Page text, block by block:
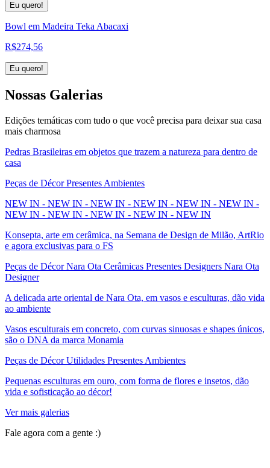
Eu quero!
Bowl em Madeira Teka Abacaxi
R$274,56
Eu quero!
Nossas Galerias
Edições temáticas com tudo o que você precisa para deixar sua casa
mais charmosa
Pedras Brasileiras em objetos que trazem a natureza para dentro de
casa
Peças de Décor Presentes Ambientes
NEW IN - NEW IN - NEW IN - NEW IN - NEW IN - NEW IN -
NEW IN - NEW IN - NEW IN - NEW IN - NEW IN
Konsepta, arte em cerâmica, na Semana de Design de Milão, ArtRio
e agora exclusivas para o FS
Peças de Décor Nara Ota Cerâmicas Presentes Designers Nara Ota
Designer
A delicada arte oriental de Nara Ota, em vasos e esculturas, dão vida
ao ambiente
Vasos esculturais em concreto, com curvas sinuosas e shapes únicos,
são o DNA da marca Monamia
Peças de Décor Utilidades Presentes Ambientes
Pequenas esculturas em ouro, com forma de flores e insetos, dão
vida e sofisticação ao décor!
Ver mais galerias
Fale agora com a gente :)